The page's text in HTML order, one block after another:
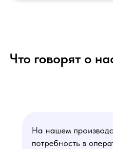
Что говорят о
На нашем
потребность в